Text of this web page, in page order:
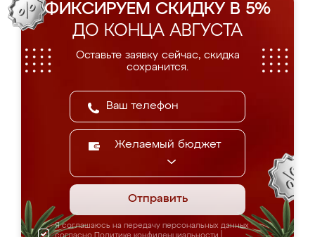
ФИКСИРУЕМ СКИДКУ В 5%
ДО КОНЦА АВГУСТА
Оставьте заявку сейчас, скидка
сохранится.
Желаемый бюджет
Отправить
Я соглашаюсь на передачу персональных данных
согласно Политике конфиденциальности